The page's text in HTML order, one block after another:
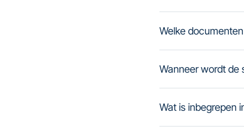
Welke
Wanneer wordt de
Wat is inbegrepen